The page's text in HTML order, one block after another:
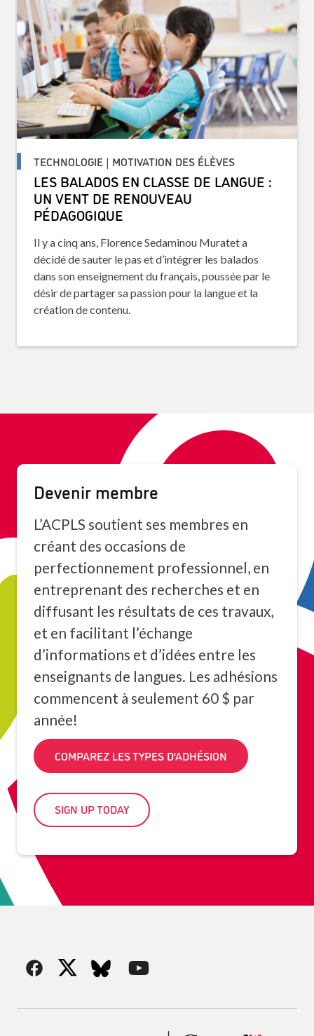
TECHNOLOGIE | MOTIVATION DES ÉLÈVES
LES BALADOS EN CLASSE DE LANGUE :
UN VENT DE RENOUVEAU
PÉDAGOGIQUE
Il y a cinq ans, Florence Sedaminou Muratet a
décidé de sauter le pas et d’intégrer les balados
dans son enseignement du français, poussée par le
désir de partager sa passion pour la langue et la
création de contenu.
Devenir membre
L’ACPLS soutient ses membres en
créant des occasions de
perfectionnement professionnel, en
entreprenant des recherches et en
diffusant les résultats de ces travaux,
et en facilitant l’échange
d’informations et d’idées entre les
enseignants de langues. Les adhésions
commencent à seulement 60 $ par
année!
COMPAREZ LES TYPES D’ADHÉSION
SIGN UP TODAY